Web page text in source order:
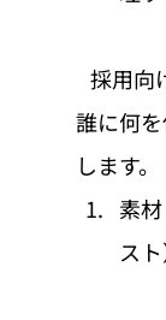
誰に何
します。
素
ス